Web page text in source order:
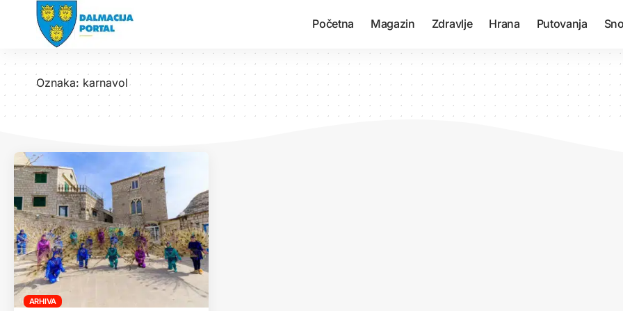
Početna Magazin Zdravlje Hrana Putovanja
Oznaka: karnavol
ARHIVA